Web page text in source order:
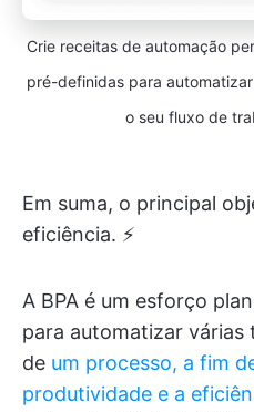
Crie receitas de automação
pré-definidas para
o seu fluxo de
Em suma, o principal
eficiência. ⚡️
A BPA é um esforço
para automatizar várias
de um processo, a fim
produtividade e a